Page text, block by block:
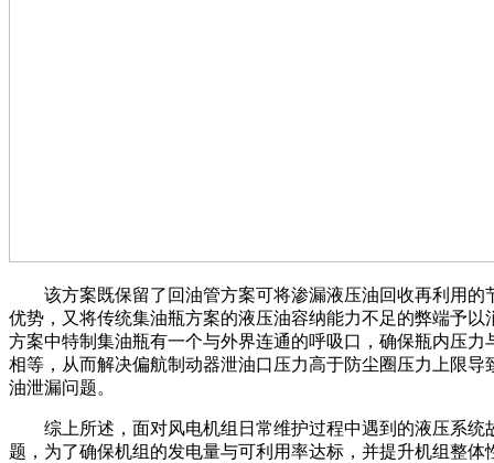
该方案既保留了回油管方案可将渗漏液压油回收再利用的
优势，又将传统集油瓶方案的液压油容纳能力不足的弊端予以
方案中特制集油瓶有一个与外界连通的呼吸口，确保瓶内压力
相等，从而解决偏航制动器泄油口压力高于防尘圈压力上限导
油泄漏问题。
综上所述，面对风电机组日常维护过程中遇到的液压系统
题，为了确保机组的发电量与可利用率达标，并提升机组整体